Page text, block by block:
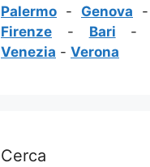
Palermo - Genova -
Firenze - Bari -
Venezia - Verona
Cerca